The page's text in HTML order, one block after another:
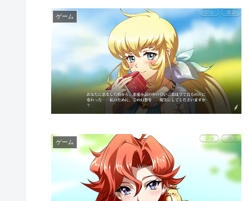
ゲーム
ゲーム